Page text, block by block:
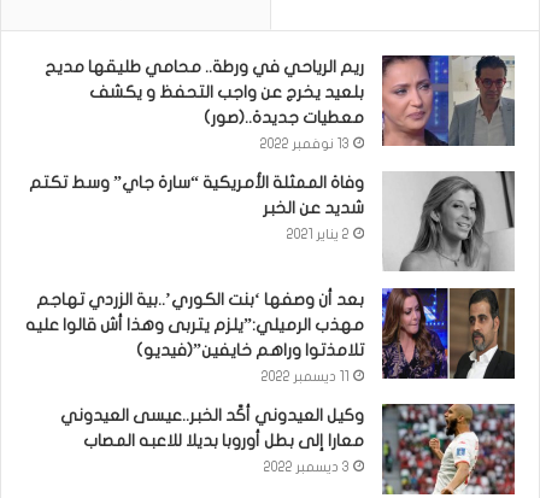
ريم الرياحي في ورطة.. محامي طليقها مديح
بلعيد يخرج عن واجب التحفظ و يكشف
معطيات جديدة..(صور)
13 نوفمبر 2022
وفاة الممثلة الأمريكية “سارة جاي” وسط تكتم
شديد عن الخبر
2 يناير 2021
بعد أن وصفها ‘بنت الكوري’..بية الزردي تهاجم
مهذب الرميلي:”يلزم يتربى وهذا أش قالوا عليه
تلامذتوا وراهم خايفين”(فيديو)
وكيل العيدوني أكّد الخبر..عيسى العيدوني
معارا إلى بطل أوروبا بديلا للاعبه المصاب
3 ديسمبر 2022